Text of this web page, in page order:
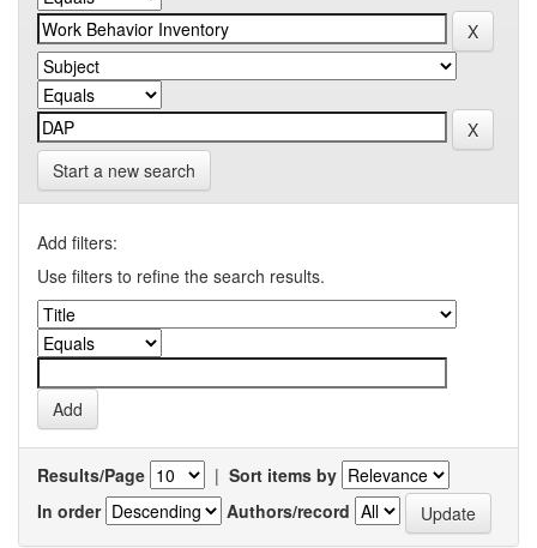
Start a new search
Add filters:
Use filters to refine the search results.
Results/Page | Sort items by
In order
Authors/record